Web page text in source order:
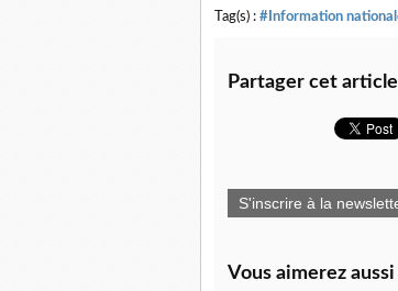
Tag(s) : #Information
Partager cet article
S'inscrire à la
Vous aimerez aussi